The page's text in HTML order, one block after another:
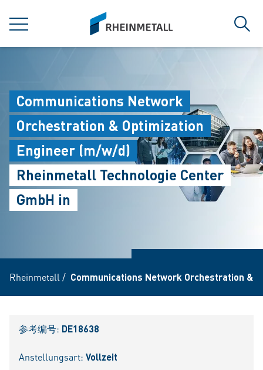
菜单
siteLogo
搜索
Communications Network
Orchestration & Optimization
Engineer (m/w/d)
Rheinmetall Technologie Center
GmbH in
Rheinmetall / Communications Network Orchestration &
参考编号: DE18638
Anstellungsart: Vollzeit